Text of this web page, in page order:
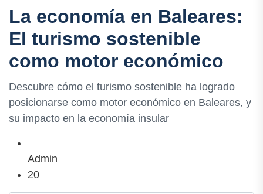
La economía en Baleares:
El turismo sostenible
como motor económico
Descubre cómo el turismo sostenible ha logrado
posicionarse como motor económico en Baleares, y
su impacto en la economía insular
Admin
20